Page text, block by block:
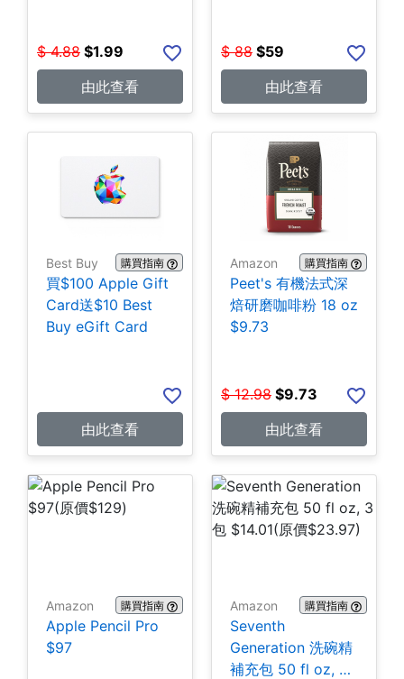
$ 4.88 $1.99
由此查看
$ 88 $59
由此查看
Best Buy 購買指南
買$100 Apple Gift
Card送$10 Best
Buy eGift Card
由此查看
Amazon 購買指南
Peet's 有機法式深
焙研磨咖啡粉 18 oz
$9.73
$ 12.98 $9.73
由此查看
Amazon 購買指南
Apple Pencil Pro
$97
Amazon 購買指南
Seventh
Generation 洗碗精
補充包 50 fl oz, 3